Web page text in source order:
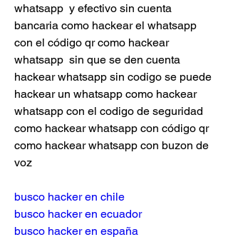
whatsapp  y efectivo sin cuenta
bancaria como hackear el whatsapp
con el código qr como hackear
whatsapp  sin que se den cuenta
hackear whatsapp sin codigo se puede
hackear un whatsapp como hackear
whatsapp con el codigo de seguridad
como hackear whatsapp con código qr
como hackear whatsapp con buzon de
voz
busco hacker en chile
busco hacker en ecuador
busco hacker en españa